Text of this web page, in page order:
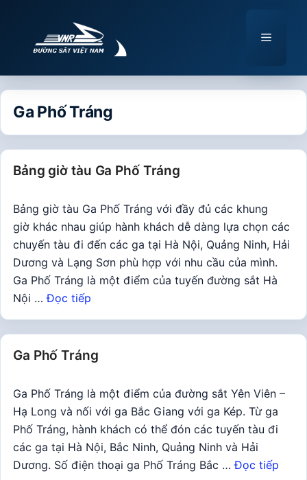
Menu
Ga Phố Tráng
Bảng giờ tàu Ga Phố Tráng
Bảng giờ tàu Ga Phố Tráng với đầy đủ các khung
giờ khác nhau giúp hành khách dễ dàng lựa chọn các
chuyến tàu đi đến các ga tại Hà Nội, Quảng Ninh, Hải
Dương và Lạng Sơn phù hợp với nhu cầu của mình.
Ga Phố Tráng là một điểm của tuyến đường sắt Hà
Nội …Đọc tiếp
Ga Phố Tráng
Ga Phố Tráng là một điểm của đường sắt Yên Viên –
Hạ Long và nối với ga Bắc Giang với ga Kép. Từ ga
Phố Tráng, hành khách có thể đón các tuyến tàu đi
các ga tại Hà Nội, Bắc Ninh, Quảng Ninh và Hải
Dương. Số điện thoại ga Phố Tráng Bắc …Đọc tiếp